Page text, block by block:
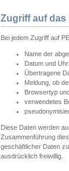
Zugriff auf das
Bei jedem Zugriff auf
Name der
Datum und
Übertragene
Meldung, ob
Browsertyp
verwendetes
Diese Daten werden
Zusammenführung
geschäftlicher Daten
ausdrücklich freiwillig.